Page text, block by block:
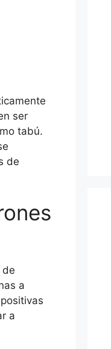
ser
tabú.
de
de
a
a